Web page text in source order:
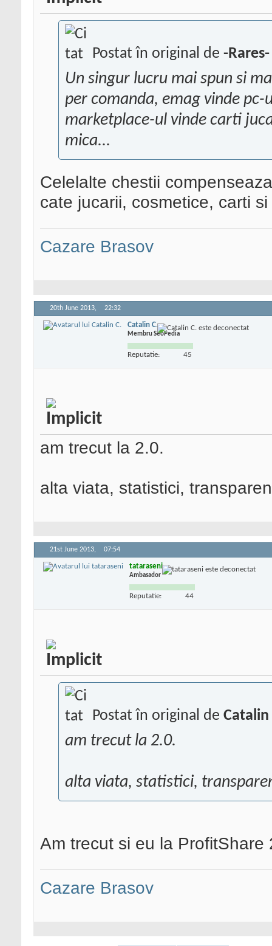
Postat în original de -Rares-
Un singur lucru mai spun si
per comanda, emag vinde
marketplace-ul vinde carti
mica...
Celelalte chestii
cate jucarii, cosmetice, carti
Cazare Brasov
20th June 2013, 22:32
Catalin C.
Membru SeoPedia
Reputatie: 45
am trecut la 2.0.
alta viata, statistici,
21st June 2013, 07:54
tataraseni
Ambasador
Reputatie: 44
Postat în original de Catalin
am trecut la 2.0.
alta viata, statistici,
Am trecut si eu la
Cazare Brasov